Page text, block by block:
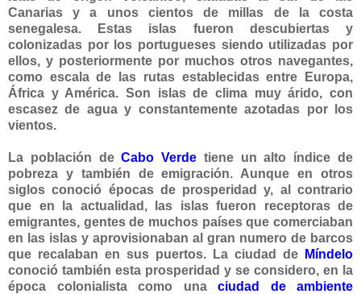
Canarias y a unos cientos de millas de la costa
senegalesa. Estas islas fueron descubiertas y
colonizadas por los portugueses siendo utilizadas por
ellos, y posteriormente por muchos otros navegantes,
como escala de las rutas establecidas entre Europa,
África y América. Son islas de clima muy árido, con
escasez de agua y constantemente azotadas por los
vientos.
La población deCabo Verde tiene un alto índice de
pobreza y también de emigración. Aunque en otros
siglos conoció épocas de prosperidad y, al contrario
que en la actualidad, las islas fueron receptoras de
emigrantes, gentes de muchos países que comerciaban
en las islas y aprovisionaban al gran numero de barcos
que recalaban en sus puertos. La ciudad de
Míndelo
conoció también esta prosperidad y se considero, en la
época colonialista como una ciudad de ambiente